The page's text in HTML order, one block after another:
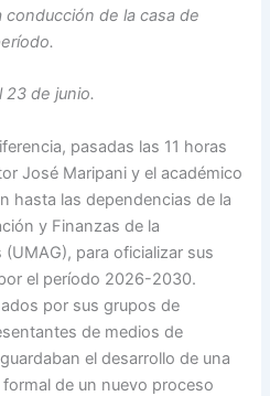
de la casa de
23 de junio.
pasadas las 11 horas
José Maripani y el académico
hasta las dependencias de la
y Finanzas de la
para oficializar sus
el período 2026-2030.
por sus grupos de
de medios de
el desarrollo de una
de un nuevo proceso